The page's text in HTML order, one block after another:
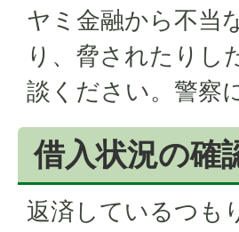
ヤミ金融から不当
り、脅されたりし
談ください。警察
借入状況の確
返済しているつも